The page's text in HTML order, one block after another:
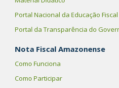
Portal Nacional da Educação Fiscal
Portal da Transparência do
Nota Fiscal Amazonense
Como Funciona
Como Participar